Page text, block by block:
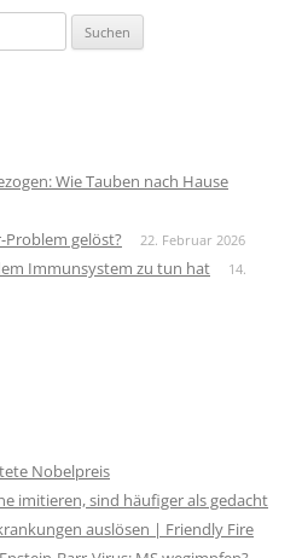
Wie Tauben nach Hause
Problem gelöst? 22. Februar 2026
Immunsystem zu tun hat
14.
Nobelpreis
imitieren, sind häufiger als gedacht
auslösen | Friendly Fire